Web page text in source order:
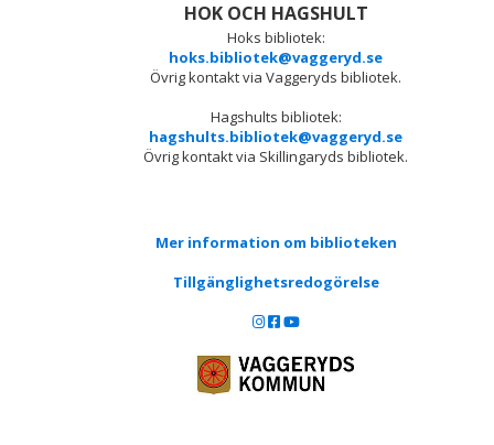
HOK OCH HAGSHULT
Hoks bibliotek:
hoks.bibliotek@vaggeryd.se
Övrig kontakt via Vaggeryds bibliotek.
Hagshults bibliotek:
hagshults.bibliotek@vaggeryd.se
Övrig kontakt via Skillingaryds bibliotek.
Mer information om biblioteken
Tillgänglighetsredogörelse